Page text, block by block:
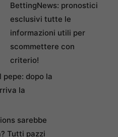
BettingNews: pronostici
esclusivi tutte le
informazioni utili per
scommettere con
criterio!
pepe: dopo la
la
sarebbe
Tutti pazzi